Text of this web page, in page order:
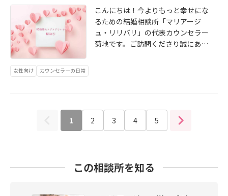
ている漠然とした不安を１つ１つは
っきりさせていくことで、あなたが
一歩踏み出せるようなヒントも合わ
せてお伝えしています。気になった
4 あっという間に今年も残り2カ月、
来年に向けて動き出す方も多い時
期。あなたの婚活のヒントになるこ
付いたことから、好循環が生まれ、
それまで、プロフィールを見てお断
りしていた方とも迷いなく積極的に
お会いするようになり、あっという
ちらをクリック↓↓↓ https://www.
from-atoz.co.jp/pages/33/detail =
1/b_id=153/r_id=213/#block153-2
13
くものを心にお持ちです。ただそれ
をご自身でしっかりと自覚されるこ
とやお相手にもしっかりと伝えるこ
とが「今よりもっと幸せに」なるた
ざいましたら、是非ごらんください
クライアントさまも…♡クライアン
トさまが「今よりもっと幸せになる
もこめて「パーソナルファウンデー
ション」について取り組み始めまし
た。詳しくはHPブログにてお伝えし
ておりますが、やっぱりすごく奥が
くりくる」から不思議です。 婚活を
始め多くの悩み事は、一人で考えて
も気持ちが後ろ向きになりがちで
す。もちろん、私もそう。そんな時
ります。 詳しくはHPのブログもご覧
くださいね！ https://www.from-at
アントさまに恵まれて本当に幸せで
喜びに溢れた一年を過ごすことがで
きました。これもひとえに日頃から
お支えくださる皆さまのおかげと心
から感謝いたしております。会員さ
伝えしておりますが、２０２２年は
付きをいただいた1年でもありまし
た。 私自身、自分一人だけでは超え
手を当てられているような温かいサ
ポート」をこれからも変わらずにコ
こんにちは！今よりもっと幸せにな
るための結婚相談所「マリアージ
ュ・リリバリ」の代表カウンセラー
菊地です。ご訪問くださり誠にあり
わずか…思い残すことがないように
しっかりとブログも更新していきた
いと思います！どうぞ引き続きよろ
た！この日に入籍届を提出するカッ
女性向け カウンセラーの日常
1 2 3 4 5
この相談所を知る